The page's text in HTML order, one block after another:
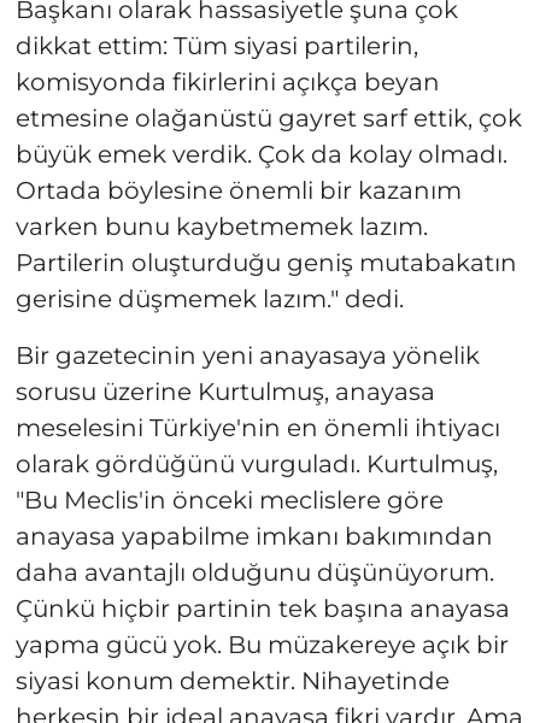
Başkanı olarak hassasiyetle şuna çok
dikkat ettim: Tüm siyasi partilerin,
komisyonda fikirlerini açıkça beyan
etmesine olağanüstü gayret sarf ettik, çok
büyük emek verdik. Çok da kolay olmadı.
Ortada böylesine önemli bir kazanım
varken bunu kaybetmemek lazım.
Partilerin oluşturduğu geniş mutabakatın
gerisine düşmemek lazım." dedi.
Bir gazetecinin yeni anayasaya yönelik
sorusu üzerine Kurtulmuş, anayasa
meselesini Türkiye'nin en önemli ihtiyacı
olarak gördüğünü vurguladı. Kurtulmuş,
"Bu Meclis'in önceki meclislere göre
anayasa yapabilme imkanı bakımından
daha avantajlı olduğunu düşünüyorum.
Çünkü hiçbir partinin tek başına anayasa
yapma gücü yok. Bu müzakereye açık bir
siyasi konum demektir. Nihayetinde
herkesin bir ideal anayasa fikri vardır. Ama